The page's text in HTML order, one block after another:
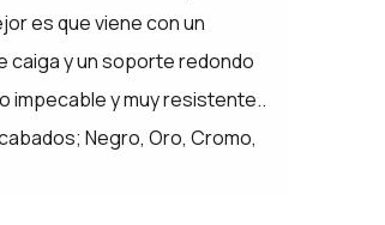
es que viene con un
caiga y un soporte redondo
impecable y muy resistente..
Negro, Oro, Cromo,